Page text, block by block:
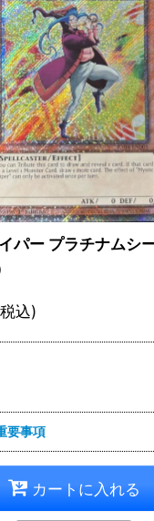
パー プラチナムシ
込)
要事項
カートに入れる